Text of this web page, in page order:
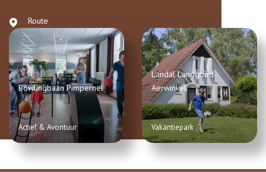
Route
Bowlingbaan Pimpernel
Actief & Avontuur
Landal Landgoed
Aerwinkel
Vakantiepark